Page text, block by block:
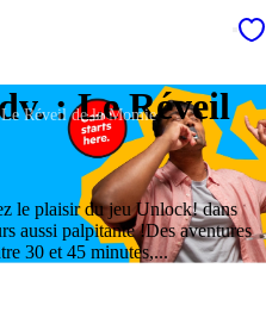
Réveil de la Momie
: Le Réveil
le plaisir du jeu Unlock! dans
aussi palpitante !Des aventures
30 et 45 minutes,...